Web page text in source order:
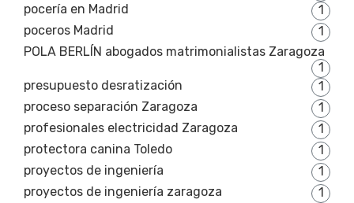
pocería en Madrid
1
poceros Madrid
1
POLA BERLÍN abogados matrimonialistas Zaragoza
1
presupuesto desratización
1
proceso separación Zaragoza
1
profesionales electricidad Zaragoza
1
protectora canina Toledo
1
proyectos de ingeniería
1
proyectos de ingeniería zaragoza
1